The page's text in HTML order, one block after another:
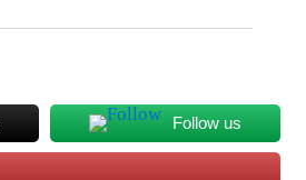
Follow us